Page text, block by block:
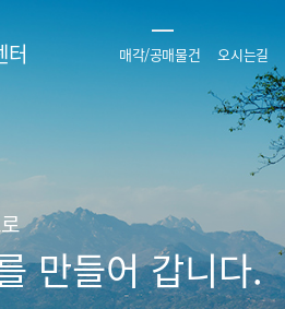
터 매각/공매물건 오시는길
만들어 갑니다.